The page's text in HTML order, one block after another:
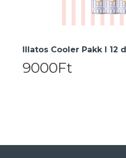
Illatos Cooler Pakk I 12
9000Ft